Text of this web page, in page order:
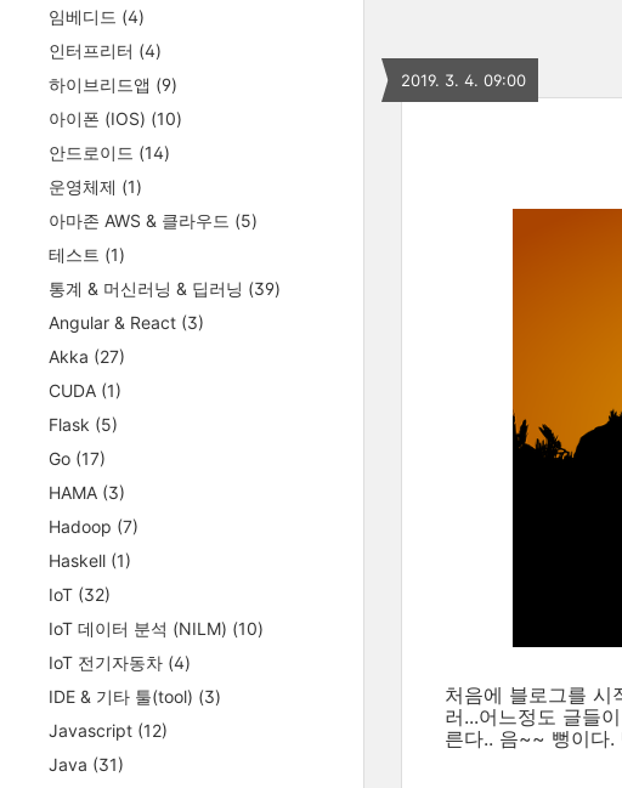
임베디드 (4)
인터프리터 (4)
하이브리드앱 (9)
아이폰 (IOS) (10)
안드로이드 (14)
운영체제 (1)
아마존 AWS & 클라우드 (5)
테스트 (1)
통계 & 머신러닝 & 딥러닝 (39)
Angular & React (3)
Akka (27)
CUDA (1)
Flask (5)
Go (17)
HAMA (3)
Hadoop (7)
Haskell (1)
IoT (32)
IoT 데이터 분석 (NILM) (10)
IoT 전기자동차 (4)
IDE & 기타 툴(tool) (3)
Javascript (12)
Java (31)
2019. 3. 4. 09:00
처음에 블로그를 시
러...어느정도 글들
른다.. 음~~ 뻥이다.